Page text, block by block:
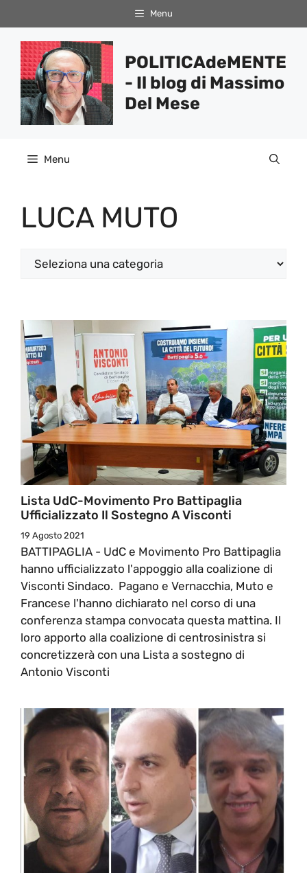
al
contenuto
Menu
POLITICAdeMENTE
- Il blog di Massimo
Del Mese
Menu
LUCA MUTO
Categorie
Lista UdC-Movimento Pro Battipaglia
Ufficializzato Il Sostegno A Visconti
19 Agosto 2021
BATTIPAGLIA - UdC e Movimento Pro Battipaglia
hanno ufficializzato l'appoggio alla coalizione di
Visconti Sindaco. Pagano e Vernacchia, Muto e
Francese l'hanno dichiarato nel corso di una
conferenza stampa convocata questa mattina. Il
loro apporto alla coalizione di centrosinistra si
concretizzerà con una Lista a sostegno di
Antonio Visconti